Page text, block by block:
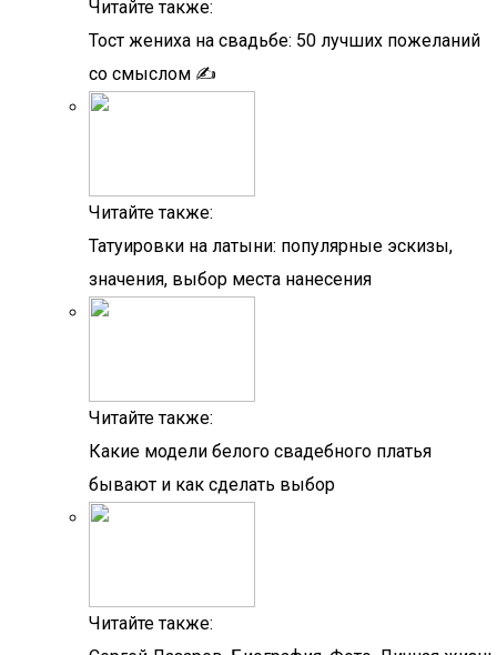
Читайте также:
Тост жениха на свадьбе: 50 лучших пожеланий
со смыслом ✍
Читайте также:
Татуировки на латыни: популярные эскизы,
значения, выбор места нанесения
Читайте также:
Какие модели белого свадебного платья
бывают и как сделать выбор
Читайте также: